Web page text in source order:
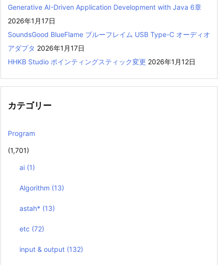
Generative AI-Driven Application Development with Java 6章
2026年1月17日
SoundsGood BlueFlame ブルーフレイム USB Type-C オーディオ
アダプタ 2026年1月17日
HHKB Studio ポインティングスティック変更 2026年1月12日
カテゴリー
Program
(1,701)
ai (1)
Algorithm (13)
astah* (13)
etc (72)
input & output (132)